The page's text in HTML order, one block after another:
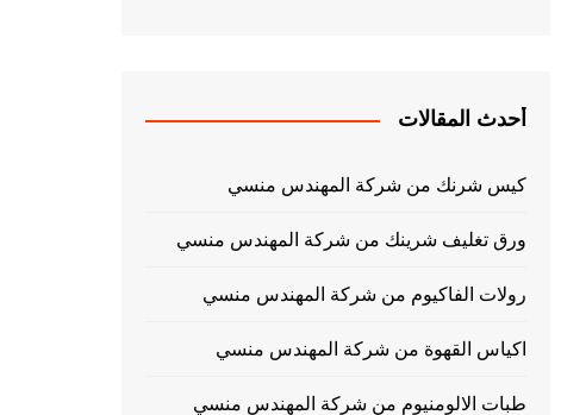
أحدث المقالات
كيس شرنك من شركة المهندس منسي
ورق تغليف شرينك من شركة المهندس منسي
رولات الفاكيوم من شركة المهندس منسي
اكياس القهوة من شركة المهندس منسي
طبات الالومنيوم من شركة المهندس منسي